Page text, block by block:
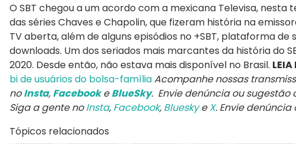
O SBT chegou a um acordo com a mexicana Televisa,
das séries Chaves e Chapolin, que fizeram história na
TV aberta, além de alguns episódios no +SBT, plataforma
downloads. Um dos seriados mais marcantes da história do
2020. Desde então, não estava mais disponível no Brasil. LEIA
bi de usuários do bolsa-famíliaAcompanhe nossas
noInsta, FacebookeBlueSky. Envie denúncia ou
Siga a gente noInsta, Facebook, BlueskyeX. Envie
Tópicos relacionados